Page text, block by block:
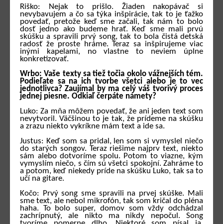
Riško: Nejak to prišlo. Žiaden nakopávač si
nevybavujem a čo sa týka inšpirácie, tak to je ťažko
povedať, pretože keď sme začali, tak nám to bolo
dosť jedno ako budeme hrať. Keď sme mali prvú
skúšku a spravili prvý song, tak to bola čistá detská
radosť že proste hráme. Teraz sa inšpirujeme viac
inými kapelami, no vlastne to neviem úplne
konkretizovať.
Wrbo: Vaše texty sa tiež točia okolo vážnejších tém.
Podieľate sa na ich tvorbe všetci alebo je to vec
jednotlivca? Zaujímal by ma celý váš tvorivý proces
jednej piesne. Odkiaľ čerpáte námety?
Luko: Za mňa môžem povedať, že ani jeden text som
nevytvoril. Väčšinou to je tak, že prídeme na skúšku
a zrazu niekto vykríkne mám text a ide sa.
Justus: Keď som sa pridal, len som si vymyslel niečo
do starých songov. Teraz riešime najprv text, niekto
sám alebo dotvoríme spolu. Potom to viazne, kým
vymyslím niečo, s čím sú všetci spokojní. Zahráme to
a potom, keď niekedy príde na skúšku Luko, tak sa to
učí na gitare.
Kočo: Prvý song sme spravili na prvej skúške. Mali
sme text, ale nebol mikrofón, tak som kričal do pléna
haha. To bolo super, domov som vždy odchádzal
zachrípnutý, ale nikto ma nikdy nepočul. Song